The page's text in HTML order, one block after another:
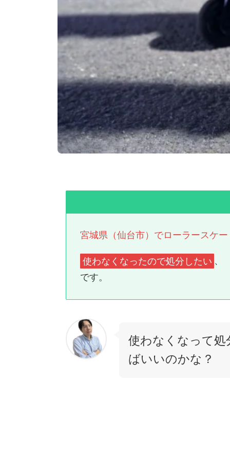
宮城県（仙台市）でローラースケ
使わなくなったので処分したい 、
です。
使わなくなって
ばいいのかな？